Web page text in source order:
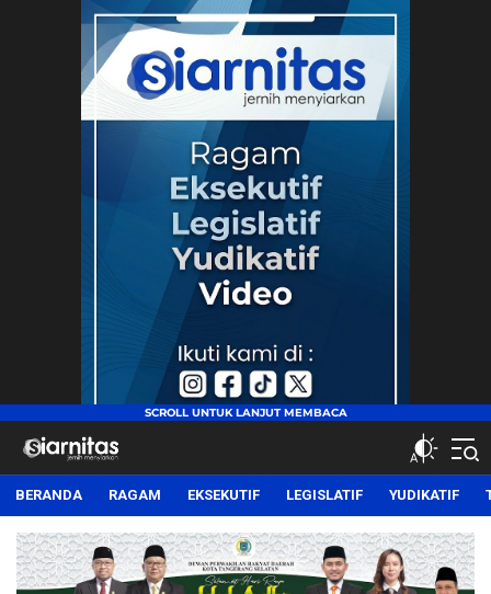
siarnitas
Jernih Menyiarkan
BERANDA RAGAM EKSEKUTIF LEGISLATIF YUDIKATIF